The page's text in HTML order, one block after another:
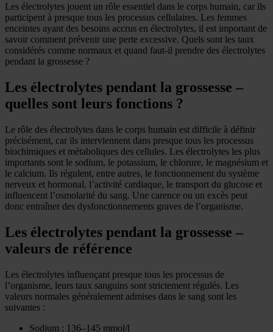
Les électrolytes jouent un rôle essentiel dans le corps humain, car ils
participent à presque tous les processus cellulaires. Les femmes
enceintes ayant des besoins accrus en électrolytes, il est important de
savoir comment prévenir une perte excessive. Quels sont les taux
considérés comme normaux et quand faut-il prendre des électrolytes
pendant la grossesse ?
Les électrolytes pendant la grossesse –
quelles sont leurs fonctions ?
Le rôle des électrolytes dans le corps humain est difficile à définir
précisément, car ils interviennent dans presque tous les processus
biochimiques et métaboliques des cellules. Les électrolytes les plus
importants sont le sodium, le potassium, le chlorure, le magnésium et
le calcium. Ils régulent, entre autres, le fonctionnement du système
nerveux et hormonal, l’activité cardiaque, le transport du glucose et
influencent l’osmolarité du sang. Une carence ou un excès peut
donc entraîner des dysfonctionnements graves de l’organisme.
Les électrolytes pendant la grossesse –
valeurs de référence
Les électrolytes influençant presque tous les processus de
l’organisme, leurs taux sanguins sont strictement régulés. Les
valeurs normales généralement admises dans le sang sont les
suivantes :
Sodium : 136–145 mmol/l